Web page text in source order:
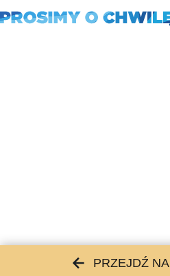
PRZEJDŹ NA